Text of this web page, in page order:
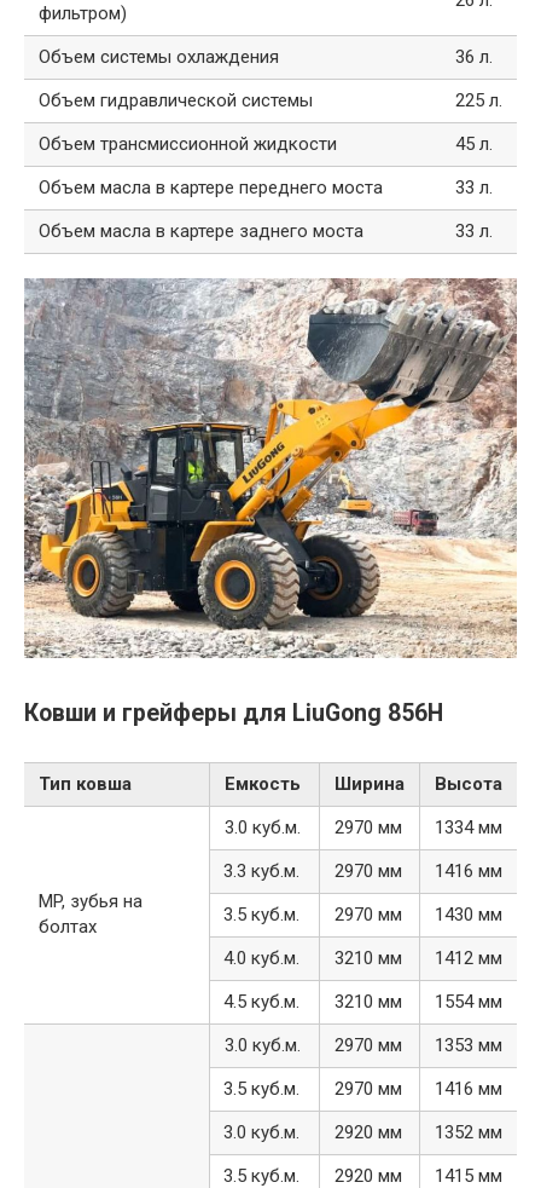
фильтром)
Объем системы охлаждения
36 л.
Объем гидравлической системы
225 л.
Объем трансмиссионной жидкости
45 л.
Объем масла в картере переднего моста
33 л.
Объем масла в картере заднего моста
33 л.
Ковши и грейферы для LiuGong 856H
Тип ковша Емкость Ширина Высота
MP, зубья на
болтах
3.0 куб.м. 2970 мм
1334 мм
3.3 куб.м.
2970 мм
1416 мм
3.5 куб.м.
2970 мм
1430 мм
4.0 куб.м.
3210 мм
1412 мм
4.5 куб.м.
3210 мм 1554 мм
3.0 куб.м. 2970 мм
1353 мм
3.5 куб.м.
2970 мм
1416 мм
3.0 куб.м.
2920 мм
1352 мм
3.5 куб.м.
2920 мм
1415 мм